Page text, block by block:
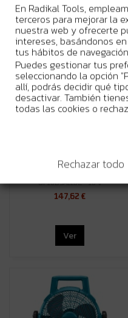
Añadir al carrito
UF18DSALL0Z - 18 V
147,62 €
Ver
En Radikal Tools,
terceros para mejorar la
nuestra web y ofrecerte
intereses, basándonos
tus hábitos de
Puedes gestionar tus
seleccionando la opción
allí, podrás decidir qué
desactivar. También
todas las cookies o
Rechazar todo